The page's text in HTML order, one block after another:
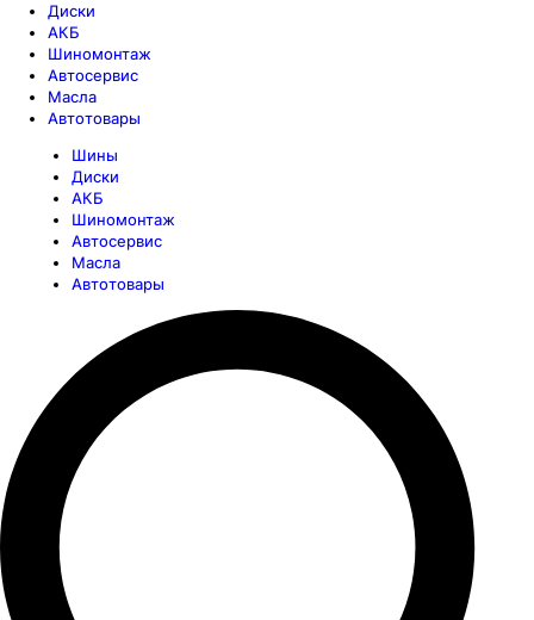
Диски
АКБ
Шиномонтаж
Автосервис
Масла
Автотовары
Шины
Диски
АКБ
Шиномонтаж
Автосервис
Масла
Автотовары